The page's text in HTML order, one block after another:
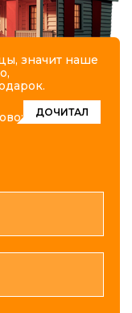
значит наше
ДОЧИТАЛ